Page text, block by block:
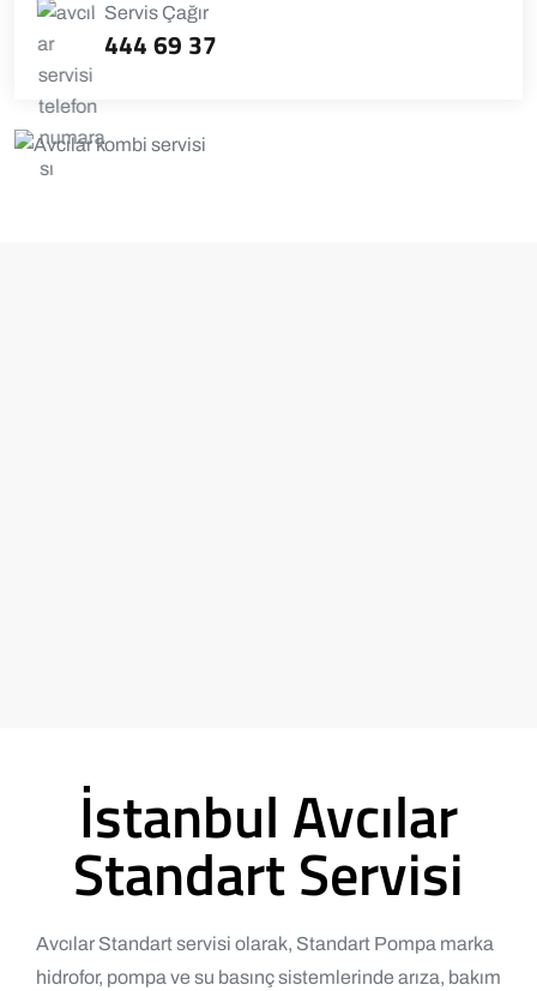
Servis Çağır
444 69 37
İstanbul Avcılar
Standart Servisi
Avcılar Standart servisi olarak, Standart Pompa marka
hidrofor, pompa ve su basınç sistemlerinde arıza, bakım